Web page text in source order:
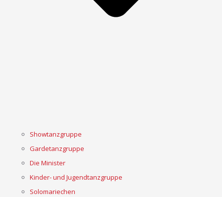
Showtanzgruppe
Gardetanzgruppe
Die Minister
Kinder- und Jugendtanzgruppe
Solomariechen